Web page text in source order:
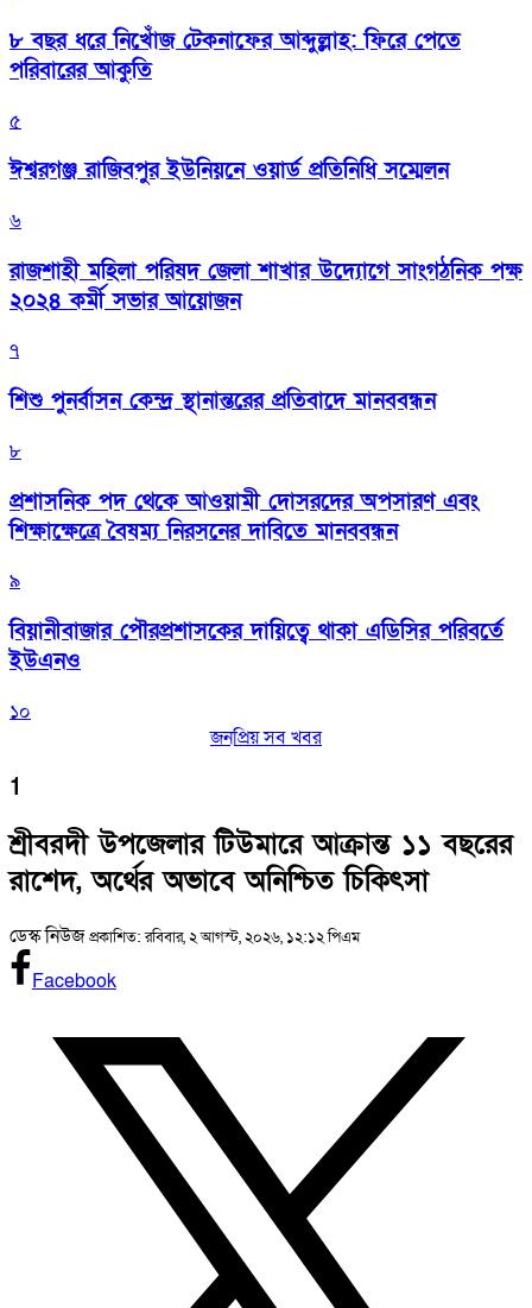
৮ বছর ধরে নিখোঁজ টেকনাফের আব্দুল্লাহ: ফিরে পেতে
পরিবারের আকুতি
৫
ঈশ্বরগঞ্জ রাজিবপুর ইউনিয়নে ওয়ার্ড প্রতিনিধি সম্মেলন
৬
রাজশাহী মহিলা পরিষদ জেলা শাখার উদ্যোগে সাংগঠনিক পক্ষ
২০২৪ কর্মী সভার আয়োজন
৭
শিশু পুনর্বাসন কেন্দ্র স্থানান্তরের প্রতিবাদে মানববন্ধন
৮
প্রশাসনিক পদ থেকে আওয়ামী দোসরদের অপসারণ এবং
শিক্ষাক্ষেত্রে বৈষম্য নিরসনের দাবিতে মানববন্ধন
৯
বিয়ানীবাজার পৌরপ্রশাসকের দায়িত্বে থাকা এডিসির পরিবর্তে
ইউএনও
১০
জনপ্রিয় সব খবর
1
শ্রীবরদী উপজেলার টিউমারে আক্রান্ত ১১ বছরের
রাশেদ, অর্থের অভাবে অনিশ্চিত চিকিৎসা
ডেস্ক নিউজপ্রকাশিত: রবিবার, ২ আগস্ট, ২০২৬, ১২:১২ পিএম
Facebook